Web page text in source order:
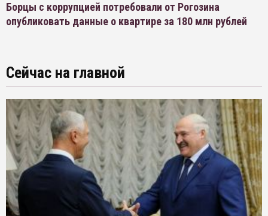
Борцы с коррупцией потребовали от Рогозина
опубликовать данные о квартире за 180 млн рублей
Сейчас на главной